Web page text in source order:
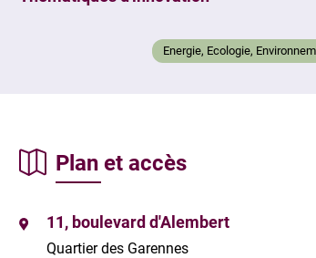
Energie, Ecologie,
Plan et accès
11, boulevard d'Alembert
Quartier des Garennes